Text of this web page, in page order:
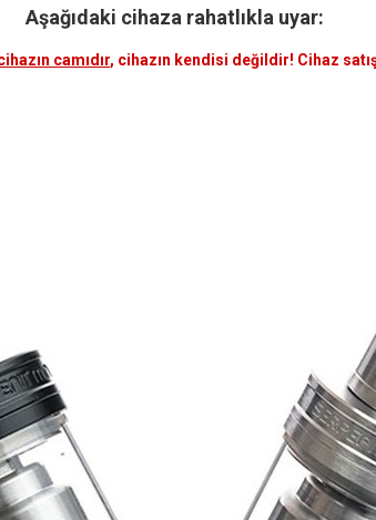
Aşağıdaki cihaza rahatlıkla uyar:
camıdır, cihazın kendisi değildir! Cihaz